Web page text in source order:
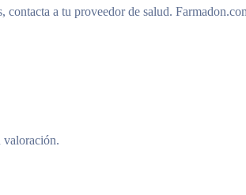
a tu proveedor de salud.
valoración.